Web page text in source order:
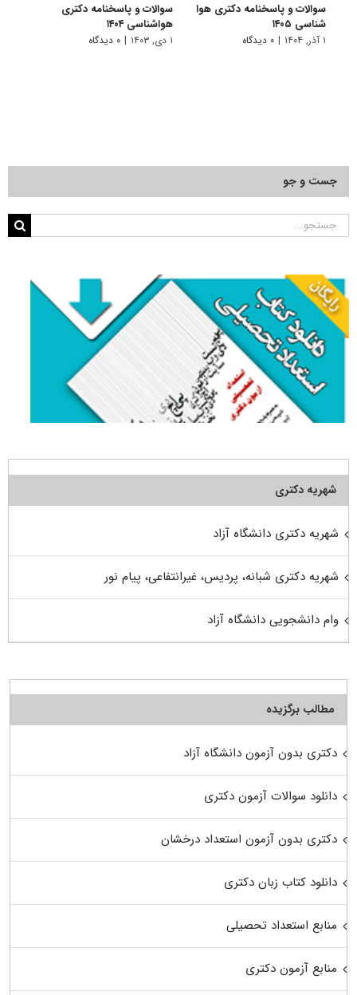
سوالات و پاسخنامه دکتری هوا
شناسی ۱۴۰۵
۱ آذر, ۱۴۰۴ | ۰ دیدگاه
سوالات و پاسخنامه دکتری
هواشناسی ۱۴۰۴
۱ دی, ۱۴۰۳ | ۰ دیدگاه
جست و جو
جستجو
شهریه دکتری
شهریه دکتری دانشگاه آزاد
شهریه دکتری شبانه، پردیس، غیرانتفاعی، پیام نور
وام دانشجویی دانشگاه آزاد
مطالب برگزیده
دکتری بدون آزمون دانشگاه آزاد
دانلود سوالات آزمون دکتری
دکتری بدون آزمون استعداد درخشان
دانلود کتاب زبان دکتری
منابع استعداد تحصیلی
منابع آزمون دکتری